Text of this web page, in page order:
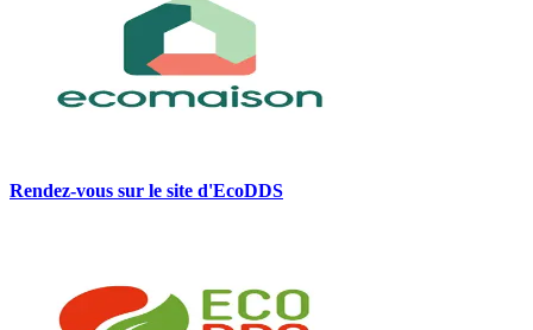
Rendez-vous sur le site d'EcoDDS